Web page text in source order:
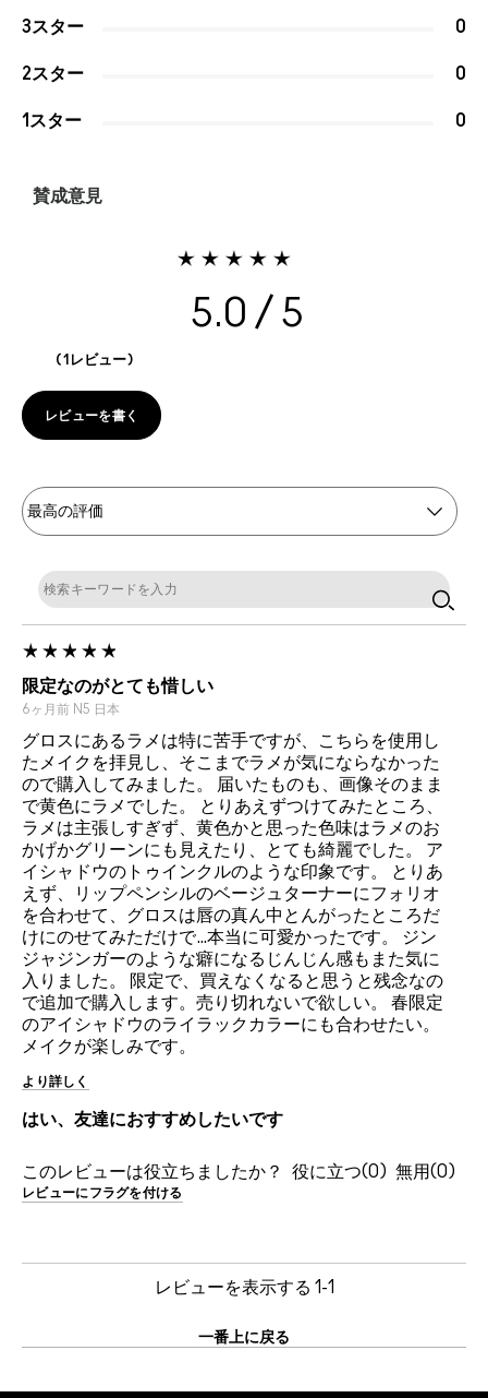
3スター 0
2スター 0
1スター 0
賛成意見
5.0
1レビュー
レビューを書く
限定なのがとても惜しい
6ヶ月前 N5 日本
グロスにあるラメは特に苦手ですが、こちらを使用し
たメイクを拝見し、そこまでラメが気にならなかった
ので購入してみました。 届いたものも、画像そのまま
で黄色にラメでした。 とりあえずつけてみたところ、
ラメは主張しすぎず、黄色かと思った色味はラメのお
かげかグリーンにも見えたり、とても綺麗でした。 ア
イシャドウのトゥインクルのような印象です。 とりあ
えず、リップペンシルのベージュターナーにフォリオ
を合わせて、グロスは唇の真ん中とんがったところだ
けにのせてみただけで…本当に可愛かったです。 ジン
ジャジンガーのような癖になるじんじん感もまた気に
入りました。 限定で、買えなくなると思うと残念なの
で追加で購入します。売り切れないで欲しい。 春限定
のアイシャドウのライラックカラーにも合わせたい。
メイクが楽しみです。
より詳しく
はい、友達におすすめしたいです
このレビューは役立ちましたか？ 0 0
レビューにフラグを付ける
レビューを表示する 1-1
一番上に戻る